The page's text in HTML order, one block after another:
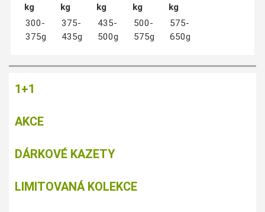
kg
kg
kg
kg
kg
300-
375g
375-
435g
435-
500g
500-
575g
575-
650g
1+1
AKCE
DÁRKOVÉ KAZETY
LIMITOVANÁ KOLEKCE